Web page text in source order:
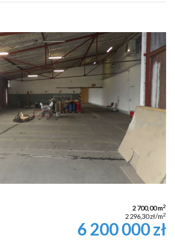
2 700,00 m2
2 296,30 zł/m2
6 200 000 zł